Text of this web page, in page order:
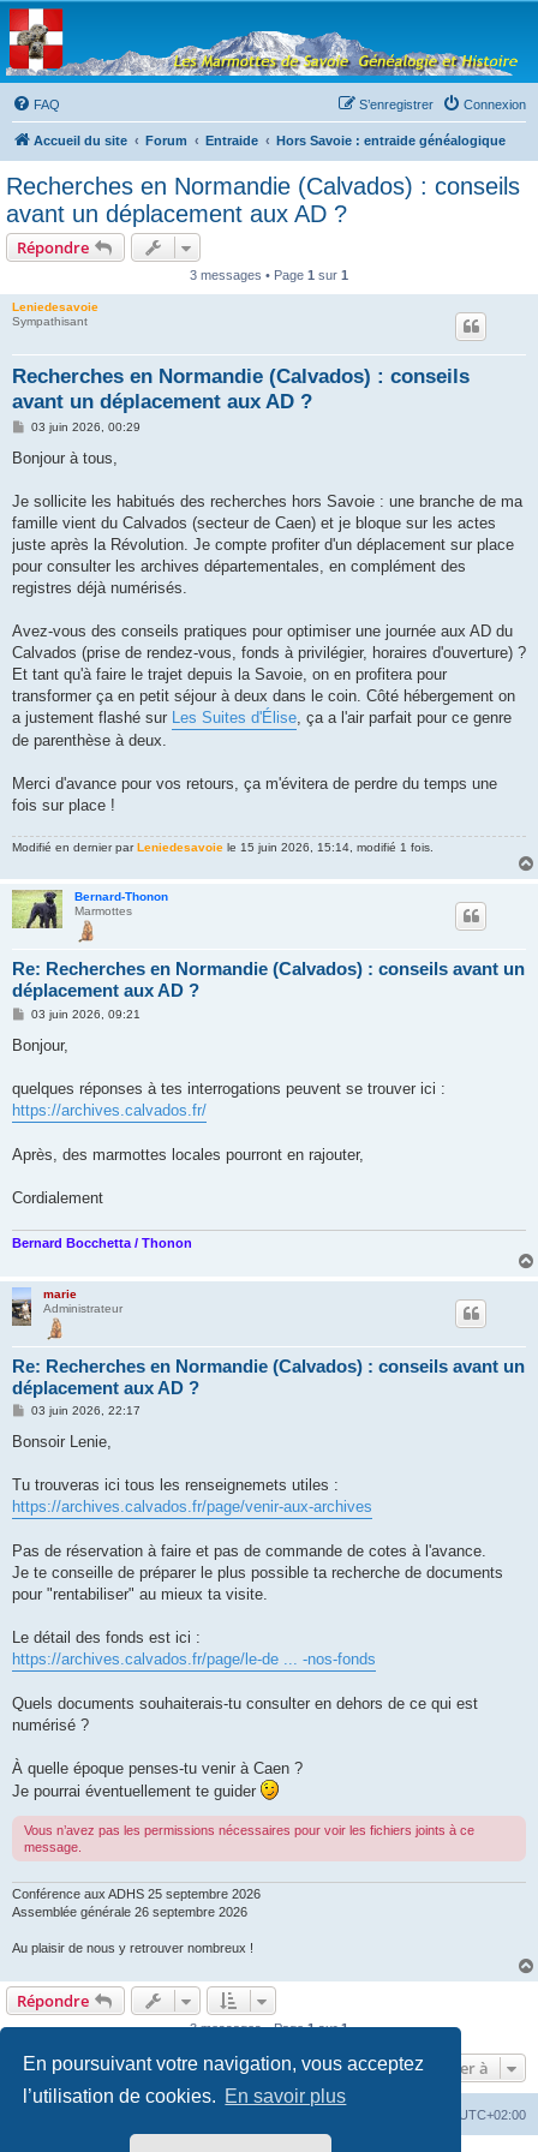
En poursuivant votre navigation, vous acceptez
l’utilisation de cookies. En savoir plus
Les Marmottes de
Savoie
Forum d'entraide généalogique
FAQ
Connexion
S’enregistrer
Accueil du site Forum Entraide Hors Savoie : entraide généalogique
Recherches en Normandie (Calvados) : conseils
avant un déplacement aux AD ?
Répondre
3 messages • Page 1 sur 1
Leniedesavoie
Sympathisant
Recherches en Normandie (Calvados) : conseils
avant un déplacement aux AD ?
M
s
g
03 juin 2026, 00:29
Bonjour à tous,
Je sollicite les habitués des recherches hors Savoie : une branche de ma
famille vient du Calvados (secteur de Caen) et je bloque sur les actes
juste après la Révolution. Je compte profiter d'un déplacement sur place
pour consulter les archives départementales, en complément des
registres déjà numérisés.
Avez-vous des conseils pratiques pour optimiser une journée aux AD du
Calvados (prise de rendez-vous, fonds à privilégier, horaires d'ouverture) ?
Et tant qu'à faire le trajet depuis la Savoie, on en profitera pour
transformer ça en petit séjour à deux dans le coin. Côté hébergement on
a justement flashé sur Les Suites d'Élise, ça a l'air parfait pour ce genre
de parenthèse à deux.
Merci d'avance pour vos retours, ça m'évitera de perdre du temps une
fois sur place !
Modifié en dernier par Leniedesavoie le 15 juin 2026, 15:14, modifié 1 fois.
Bernard-Thonon
Marmottes
Re: Recherches en Normandie (Calvados) : conseils avant un
déplacement aux AD ?
M
s
g
03 juin 2026, 09:21
Bonjour,
quelques réponses à tes interrogations peuvent se trouver ici :
https://archives.calvados.fr/
Après, des marmottes locales pourront en rajouter,
Cordialement
Bernard Bocchetta / Thonon
marie
Administrateur
Re: Recherches en Normandie (Calvados) : conseils avant un
déplacement aux AD ?
M
s
g
03 juin 2026, 22:17
Bonsoir Lenie,
Tu trouveras ici tous les renseignemets utiles :
https://archives.calvados.fr/page/venir-aux-archives
Pas de réservation à faire et pas de commande de cotes à l'avance.
Je te conseille de préparer le plus possible ta recherche de documents
pour "rentabiliser" au mieux ta visite.
Le détail des fonds est ici :
https://archives.calvados.fr/page/le-de ... -nos-fonds
Quels documents souhaiterais-tu consulter en dehors de ce qui est
numérisé ?
À quelle époque penses-tu venir à Caen ?
Je pourrai éventuellement te guider
Vous n’avez pas les permissions nécessaires pour voir les fichiers joints à ce
message.
Conférence aux ADHS 25 septembre 2026
Assemblée générale 26 septembre 2026
Au plaisir de nous y retrouver nombreux !
Répondre
3 messages • Page1sur1
Aller à
UTC+02:00